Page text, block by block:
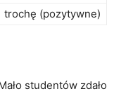
trochę (pozytywne)
studentów zdało